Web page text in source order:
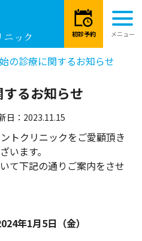
の診療に関するお知らせ
るお知らせ
日：2023.11.15
トクリニックをご愛顧頂き
います。
て下記の通りご案内をさせ
年1月5日（金）